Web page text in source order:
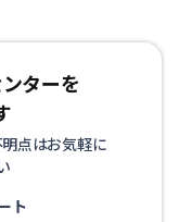
ターを
点はお気軽に
ト